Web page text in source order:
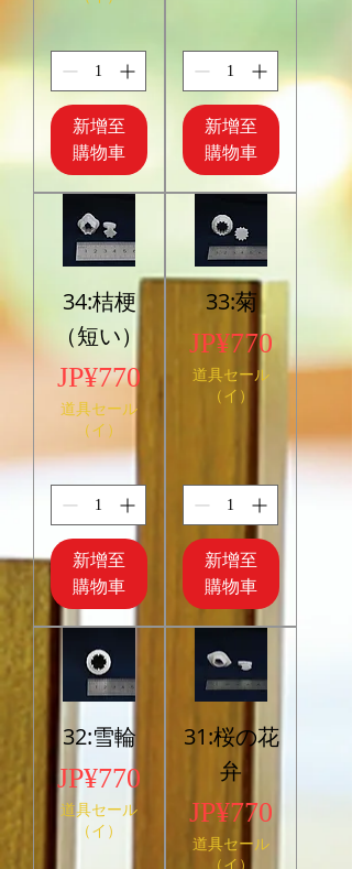
新增至
購物車
新增至
購物車
34:桔梗
（短い）
價格
JP¥770
道具セール
（イ）
新增至
購物車
33:菊
價格
JP¥770
道具セール
（イ）
新增至
購物車
32:雪輪
價格
JP¥770
道具セール
（イ）
31:桜の花
弁
價格
JP¥770
道具セール
（イ）